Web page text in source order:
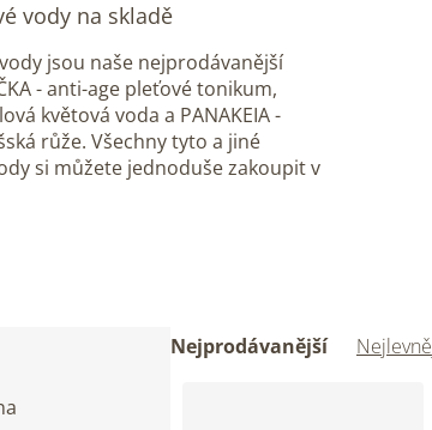
vody na skladě
jsou naše nejprodávanější
- anti-age pleťové tonikum,
květová voda a PANAKEIA -
růže. Všechny tyto a jiné
si můžete jednoduše zakoupit v
Ř
Nejprodávanější